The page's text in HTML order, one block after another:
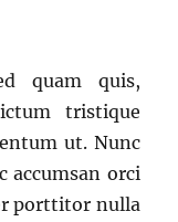
quam quis,
tristique
ut. Nunc
accumsan orci
porttitor nulla